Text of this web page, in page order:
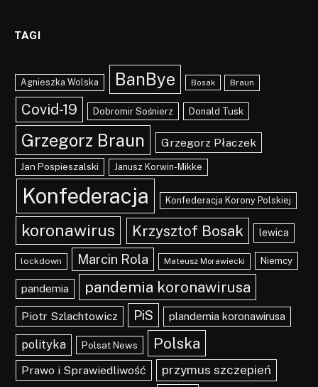
TAGI
Agnieszka Wolska BanBye Bosak Braun
Covid-19 Dobromir Sośnierz Donald Tusk
Grzegorz Braun Grzegorz Płaczek
Jan Pospieszalski Janusz Korwin-Mikke
Konfederacja Konfederacja Korony Polskiej
koronawirus Krzysztof Bosak lewica
lockdown Marcin Rola Mateusz Morawiecki Niemcy
pandemia pandemia koronawirusa
Piotr Szlachtowicz PiS plandemia koronawirusa
polityka Polsat News Polska
Prawo i Sprawiedliwość przymus szczepień